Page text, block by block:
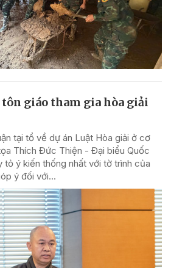
tôn giáo tham gia hòa giải
tại tổ về dự án Luật Hòa giải ở cơ
Thích Đức Thiện - Đại biểu Quốc
tỏ ý kiến thống nhất với tờ trình của
ý đối với...